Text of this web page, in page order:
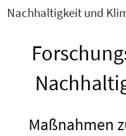
Nachhaltigkeit und
Maßnahmen